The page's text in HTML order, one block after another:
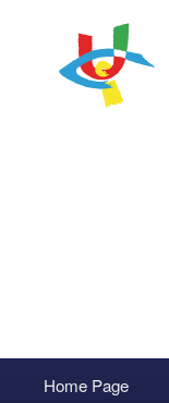
principale
Vai
Vai
Accedi
Home Page